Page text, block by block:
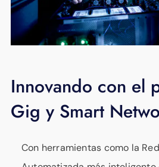
Innovando con el
Gig y Smart
Con herramientas como la